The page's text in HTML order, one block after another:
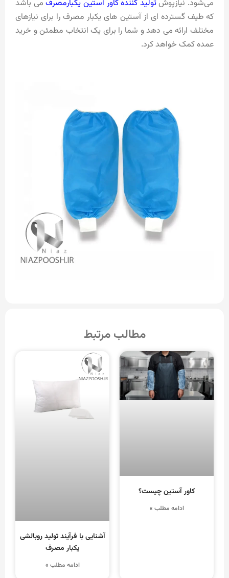
می‌شود. نیازپوشتولید کننده کاور آستین یکبارمصرفمی باشد
که طیف گسترده ای از آستین های یکبار مصرف را برای نیازهای
مختلف ارائه می دهد و شما را برای یک انتخاب مطمئن و خرید
عمده کمک خواهد کرد.
مطالب مرتبط
کاور آستین چیست؟
ادامه مطلب »
آشنایی با فرآیند تولید روبالشی
یکبار مصرف
ادامه مطلب »